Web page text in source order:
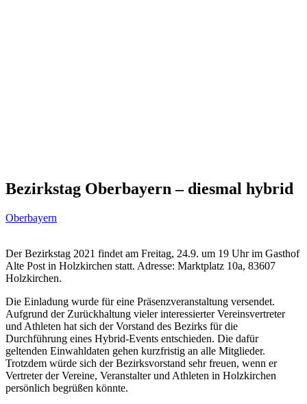
Bezirkstag Oberbayern – diesmal hybrid
Oberbayern
Der Bezirkstag 2021 findet am Freitag, 24.9. um 19 Uhr im Gasthof
Alte Post in Holzkirchen statt. Adresse: Marktplatz 10a, 83607
Holzkirchen.
Die Einladung wurde für eine Präsenzveranstaltung versendet.
Aufgrund der Zurückhaltung vieler interessierter Vereinsvertreter
und Athleten hat sich der Vorstand des Bezirks für die
Durchführung eines Hybrid-Events entschieden. Die dafür
geltenden Einwahldaten gehen kurzfristig an alle Mitglieder.
Trotzdem würde sich der Bezirksvorstand sehr freuen, wenn er
Vertreter der Vereine, Veranstalter und Athleten in Holzkirchen
persönlich begrüßen könnte.